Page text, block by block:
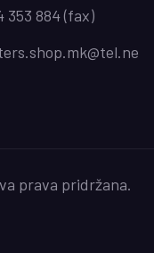
353 884 (fax)
prava pridržana.